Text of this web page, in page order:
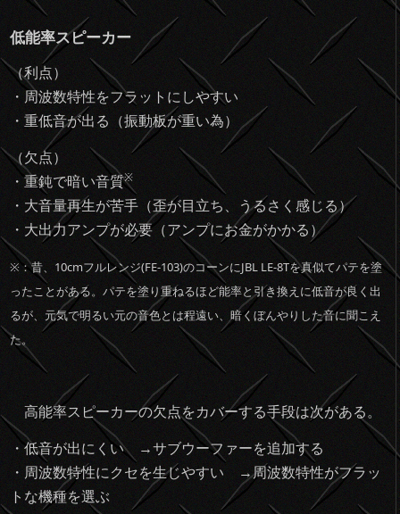
低能率スピーカー
（利点）
・周波数特性をフラットにしやすい
・重低音が出る（振動板が重い為）
（欠点）
・重鈍で暗い音質※
・大音量再生が苦手（歪が目立ち、うるさく感じる）
・大出力アンプが必要（アンプにお金がかかる）
※：昔、10cmフルレンジ(FE-103)のコーンにJBL LE-8Tを真似てパテを塗
ったことがある。パテを塗り重ねるほど能率と引き換えに低音が良く出
るが、 元気で明るい元の音色とは程遠い、暗くぼんやりした音に聞こえ
た。
高能率スピーカーの欠点をカバーする手段は次がある。
・低音が出にくい →サブウーファーを追加する
・周波数特性にクセを生じやすい →周波数特性がフラッ
トな機種を選ぶ